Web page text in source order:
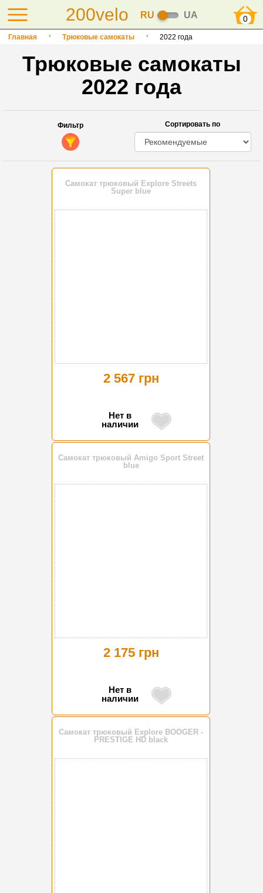
200velo RU UA 0
Главная Трюковые самокаты 2022 года
Трюковые самокаты
2022 года
Фильтр Сортировать по
Самокат трюковый Explore Streets
Super blue
2 567 грн
Нет в
наличии
Самокат трюковый Amigo Sport Street
blue
2 175 грн
Нет в
наличии
Самокат трюковый Explore BOOGER -
PRESTIGE HD black